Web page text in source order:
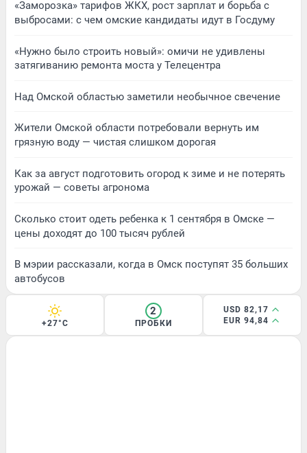
«Заморозка» тарифов ЖКХ, рост зарплат и борьба с
выбросами: с чем омские кандидаты идут в Госдуму
«Нужно было строить новый»: омичи не удивлены
затягиванию ремонта моста у Телецентра
Над Омской областью заметили необычное свечение
Жители Омской области потребовали вернуть им
грязную воду — чистая слишком дорогая
Как за август подготовить огород к зиме и не потерять
урожай — советы агронома
Сколько стоит одеть ребенка к 1 сентября в Омске —
цены доходят до 100 тысяч рублей
В мэрии рассказали, когда в Омск поступят 35 больших
автобусов
+27°C
2
ПРОБКИ
USD 82,17
EUR 94,84